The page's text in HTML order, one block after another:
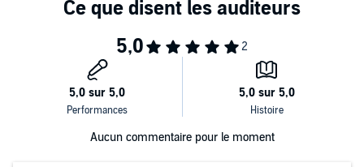
Aucun commentaire pour le moment